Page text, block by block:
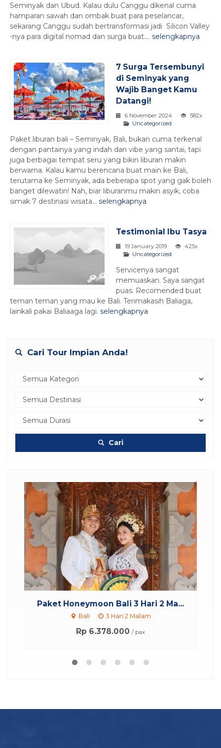
Seminyak dan Ubud. Kalau dulu Canggu dikenal cuma
hamparan sawah dan ombak buat para peselancar,
sekarang Canggu sudah bertransformasi jadi Silicon Valley
-nya para digital nomad dan surga buat.... selengkapnya
7 Surga Tersembunyi
di Seminyak yang
Wajib Banget Kamu
Datangi!
6 November 2024
582x
Uncategorized
Paket liburan bali – Seminyak, Bali, bukan cuma terkenal
dengan pantainya yang indah dan vibe yang santai, tapi
juga berbagai tempat seru yang bikin liburan makin
berwarna. Kalau kamu berencana buat main ke Bali,
terutama ke Seminyak, ada beberapa spot yang gak boleh
banget dilewatin! Nah, biar liburanmu makin asyik, coba
simak 7 destinasi wisata... selengkapnya
Testimonial Ibu Tasya
19 January 2019
425x
Uncategorized
Servicenya sangat
memuaskan. Saya sangat
puas. Recomended buat
teman teman yang mau ke Bali. Terimakasih Baliaga,
lainkali pakai Baliaaga lagi. selengkapnya
Cari Tour Impian Anda!
Cari
Paket Tour Jakarta Bali 3 Hari 2...
Bali 3 Hari 2 Malam
*Mulai Rp 1.191.000 / pax